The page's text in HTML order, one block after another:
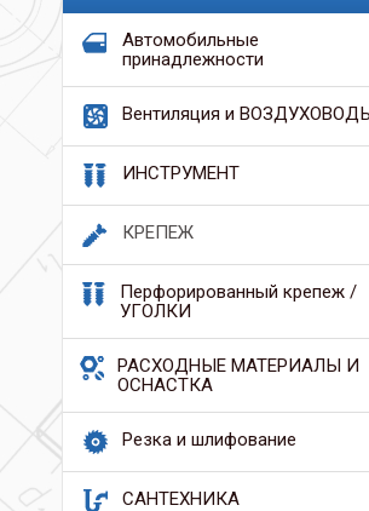
Автомобильные
принадлежности
Вентиляция и
ИНСТРУМЕНТ
КРЕПЕЖ
Перфорированный крепеж /
УГОЛКИ
РАСХОДНЫЕ МАТЕРИАЛЫ И
ОСНАСТКА
Резка и шлифование
САНТЕХНИКА